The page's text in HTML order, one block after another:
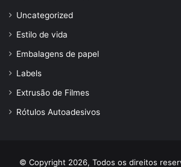
Uncategorized
Estilo de vida
Embalagens de papel
Labels
Extrusão de Filmes
Rótulos Autoadesivos
© Copyright 2026, Todos os direitos